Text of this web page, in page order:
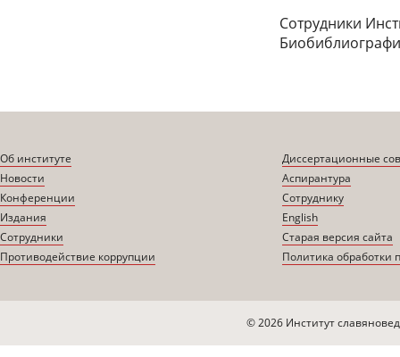
Сотрудники
Об институте
Новости
Конференции
Издания
Сотрудники
Противодействие коррупции
Диссертационные
Аспирантура
Сотруднику
English
Старая версия сайта
Политика обработки
© 2026 Институт